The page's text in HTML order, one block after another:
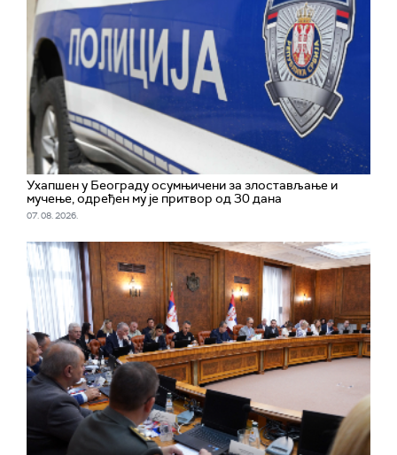
Ухапшен у Београду осумњичени за злостављање и
мучење, одређен му је притвор од 30 дана
07. 08. 2026.